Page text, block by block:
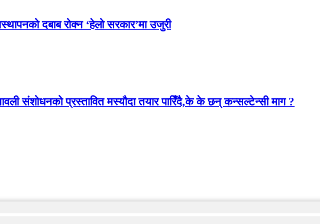
दबाब रोक्न ‘हेलो सरकार’मा उजुरी
संशोधनको प्रस्तावित मस्यौदा तयार पारिँदै,के के छन् कन्सल्टेन्सी माग ?